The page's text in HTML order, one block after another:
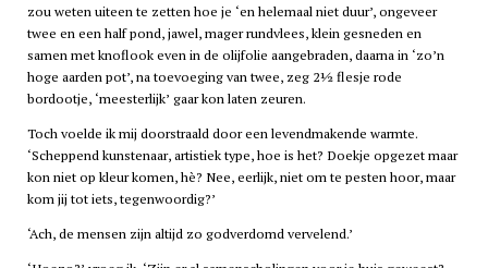
zou weten uiteen te zetten hoe je ‘en helemaal niet duur’, ongeveer
twee en een half pond, jawel, mager rundvlees, klein gesneden en
samen met knoflook even in de olijfolie aangebraden, daarna in ‘zo’n
hoge aarden pot’, na toevoeging van twee, zeg 2½ flesje rode
bordootje, ‘meesterlijk’ gaar kon laten zeuren.
Toch voelde ik mij doorstraald door een levendmakende warmte.
‘Scheppend kunstenaar, artistiek type, hoe is het? Doekje opgezet maar
kon niet op kleur komen, hè? Nee, eerlijk, niet om te pesten hoor, maar
kom jij tot iets, tegenwoordig?’
‘Ach, de mensen zijn altijd zo godverdomd vervelend.’